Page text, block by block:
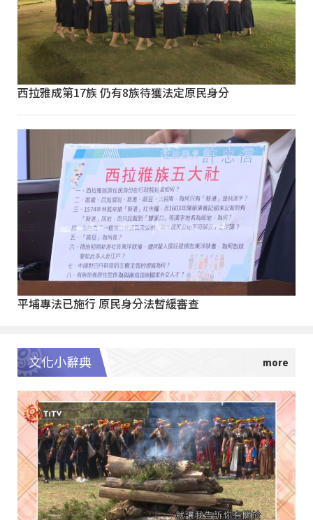
西拉雅成第17族 仍有8族待獲法定原民身分
平埔專法已施行 原民身分法暫緩審查
文化小辭典